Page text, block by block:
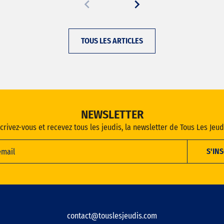
TOUS LES ARTICLES
NEWSLETTER
vous et recevez tous les jeudis, la newsletter de Tous Les
contact@touslesjeudis.com